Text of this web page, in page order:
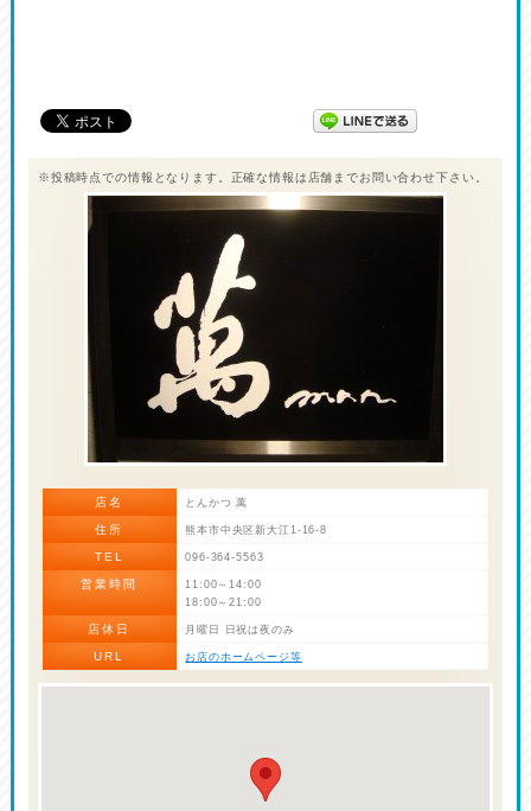
※投稿時点での情報となります。正確な情報は店舗までお問い合わせ下さい。
店名 とんかつ 萬
住所 熊本市中央区新大江1-16-8
TEL 096-364-5563
営業時間
11:00～14:00
18:00～21:00
店休日 月曜日 日祝は夜のみ
URL お店のホームページ等